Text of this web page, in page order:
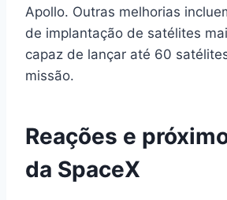
Apollo. Outras melhorias
de implantação de satélites
capaz de lançar até 60
missão.
Reações e
da SpaceX